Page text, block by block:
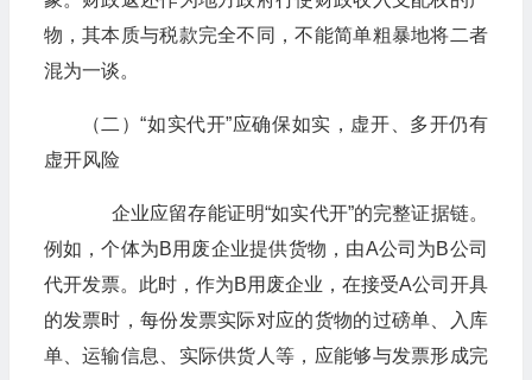
物，其本质与税款完全不同，不能简单粗暴地将二者
混为一谈。
（二）“如实代开”应确保如实，虚开、多开仍有
虚开风险
​​​​​​​企业应留存能证明“如实代开”的完整证据链。
例如，个体为B用废企业提供货物，由A公司为B公司
代开发票。此时，作为B用废企业，在接受A公司开具
的发票时，每份发票实际对应的货物的过磅单、入库
单、运输信息、实际供货人等，应能够与发票形成完